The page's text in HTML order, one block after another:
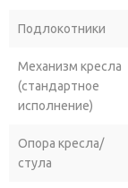
Подлокотники
Механизм кресла
(стандартное
исполнение)
Опора кресла/
стула